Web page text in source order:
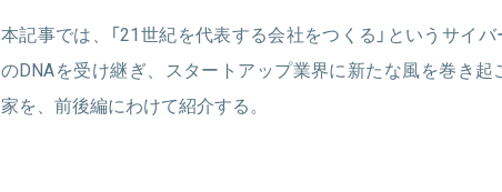
本記事では、「21世紀を代表する会社をつくる」というサイ
のDNAを受け継ぎ、スタートアップ業界に新たな風を巻き起
家を、前後編にわけて紹介する。